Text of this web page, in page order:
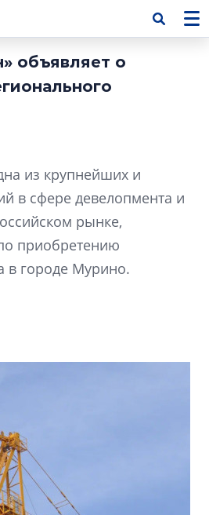
объявляет о
из крупнейших и
в сфере девелопмента и
рынке,
приобретению
в городе Мурино.